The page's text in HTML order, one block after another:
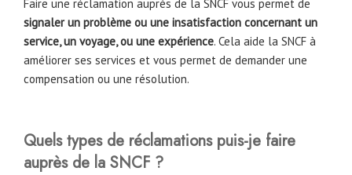
Faire une réclamation auprès de la SNCF vous permet de
signaler un problème ou une insatisfaction concernant un
service, un voyage, ou une expérience. Cela aide la SNCF à
améliorer ses services et vous permet de demander une
compensation ou une résolution.
Quels types de réclamations puis-je faire
auprès de la SNCF ?